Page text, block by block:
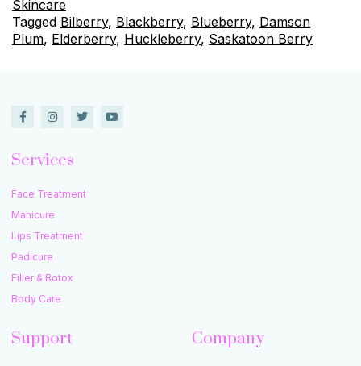
Skincare
Tagged Bilberry, Blackberry, Blueberry, Damson
Plum, Elderberry, Huckleberry, Saskatoon Berry
Services
Face Treatment
Manicure
Lips Treatment
Padicure
Filler & Botox
Body Care
Support Company